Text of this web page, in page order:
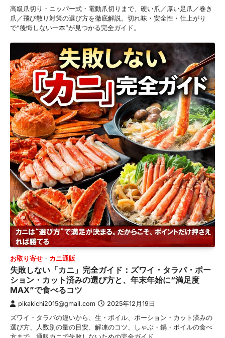
高級爪切り・ニッパー式・電動爪切りまで、硬い爪／厚い足爪／巻き
爪／飛び散り対策の選び方を徹底解説。切れ味・安全性・仕上がり
で“後悔しない一本”が見つかる完全ガイド。
お取り寄せ カニ通販
失敗しない「カニ」完全ガイド：ズワイ・タラバ・ポー
ション・カット済みの選び方と、年末年始に“満足度
MAX”で食べるコツ
pikakichi2015@gmail.com 2025年12月19日
ズワイ・タラバの違いから、生・ボイル、ポーション・カット済みの
選び方、人数別の量の目安、解凍のコツ、しゃぶ・鍋・ボイルの食べ